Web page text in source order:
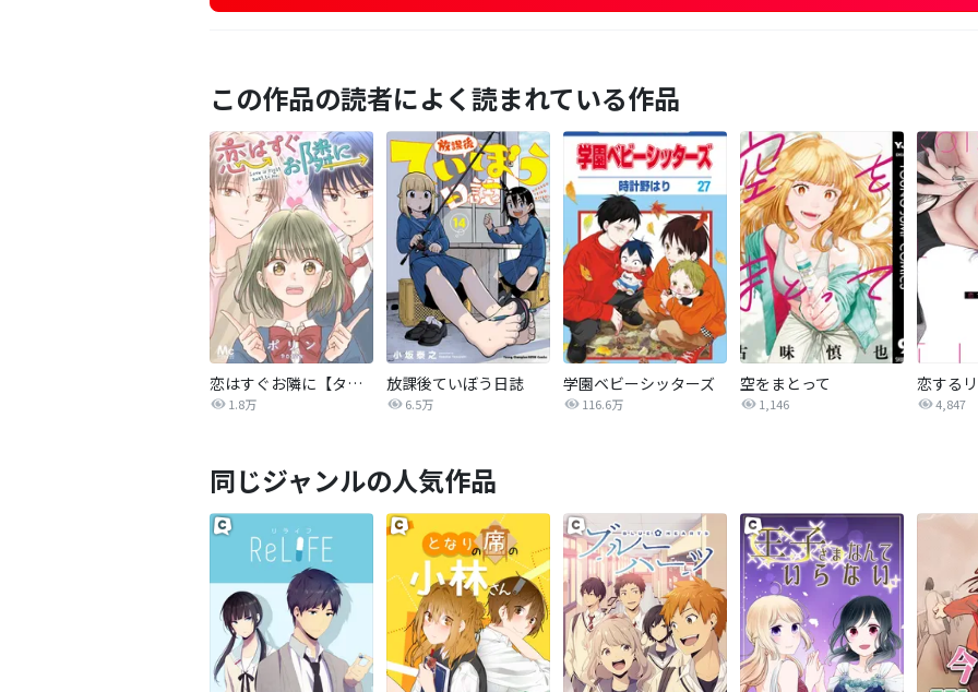
この作品の読者によく読まれている作品
恋はすぐお隣に【タテヨミ】
1.8万
放課後ていぼう日誌
6.5万
学園ベビーシッターズ
116.6万
空をまとって
1,146 4,847
同じジャンルの人気作品